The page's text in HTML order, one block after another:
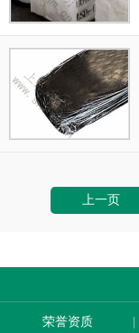
上一页
荣誉资质